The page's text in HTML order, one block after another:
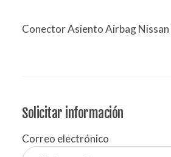
Conector Asiento Airbag
Solicitar información
Correo electrónico